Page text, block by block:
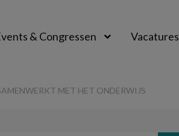
& Congressen Vacatures
MET HET ONDERWIJS